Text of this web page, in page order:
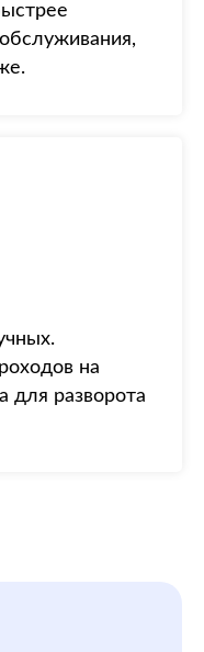
на
для разворота